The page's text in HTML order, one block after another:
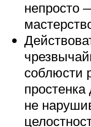
непросто
соблюсти
не